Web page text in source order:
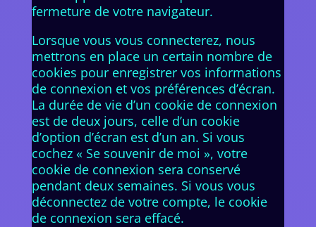
fermeture de votre navigateur.
Lorsque vous vous connecterez, nous
mettrons en place un certain nombre de
cookies pour enregistrer vos informations
de connexion et vos préférences d’écran.
La durée de vie d’un cookie de connexion
est de deux jours, celle d’un cookie
d’option d’écran est d’un an. Si vous
cochez « Se souvenir de moi », votre
cookie de connexion sera conservé
pendant deux semaines. Si vous vous
déconnectez de votre compte, le cookie
de connexion sera effacé.